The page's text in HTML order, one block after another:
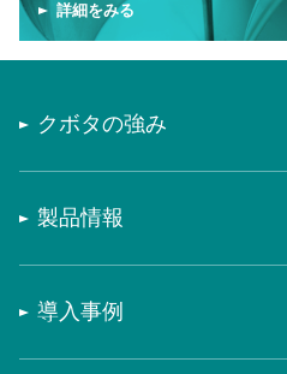
詳細をみる
クボタの強み
製品情報
導入事例